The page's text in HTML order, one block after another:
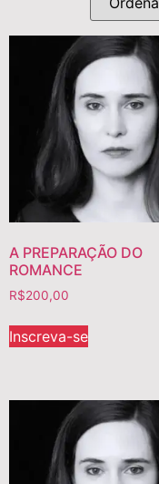
A PREPARAÇÃO DO
ROMANCE
R$200,00
Inscreva-se